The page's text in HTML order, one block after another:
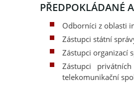
PŘEDPOKLÁDANÉ
Odborníci z oblasti
Zástupci státní
Zástupci organizací
Zástupci
telekomunikační